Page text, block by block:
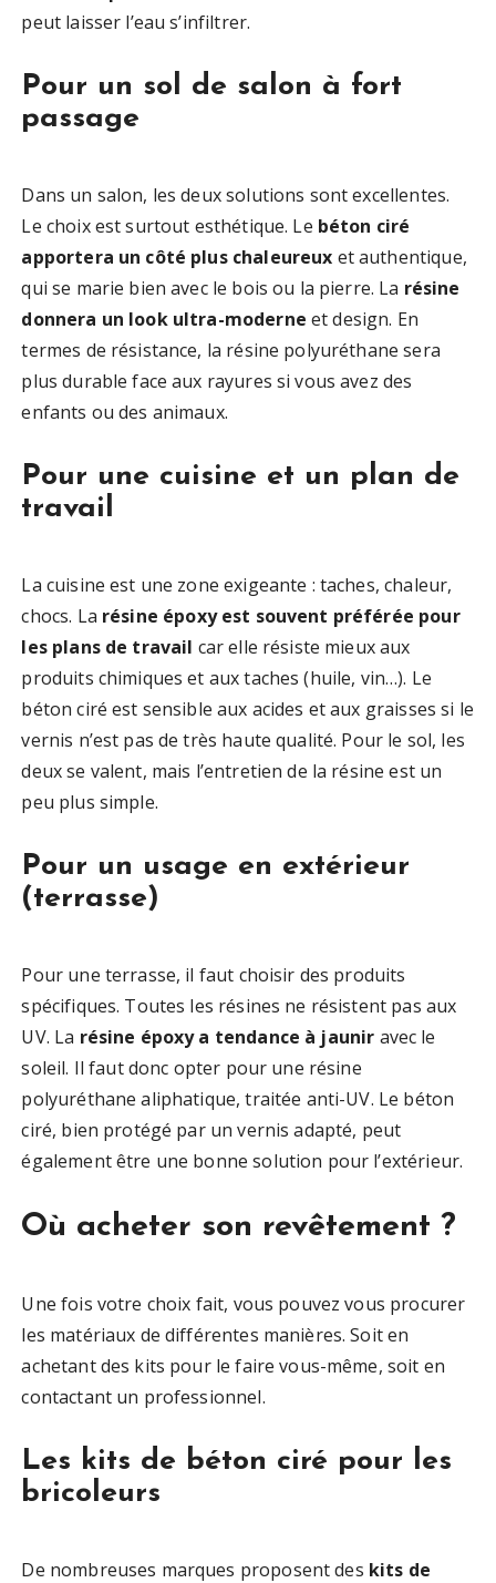
peut laisser l’eau s’infiltrer.
Pour un sol de salon à fort
passage
Dans un salon, les deux solutions sont excellentes.
Le choix est surtout esthétique. Le béton ciré
apportera un côté plus chaleureux et authentique,
qui se marie bien avec le bois ou la pierre. La résine
donnera un look ultra-moderne et design. En
termes de résistance, la résine polyuréthane sera
plus durable face aux rayures si vous avez des
enfants ou des animaux.
Pour une cuisine et un plan de
travail
La cuisine est une zone exigeante : taches, chaleur,
chocs. La résine époxy est souvent préférée pour
les plans de travail car elle résiste mieux aux
produits chimiques et aux taches (huile, vin…). Le
béton ciré est sensible aux acides et aux graisses si le
vernis n’est pas de très haute qualité. Pour le sol, les
deux se valent, mais l’entretien de la résine est un
peu plus simple.
Pour un usage en extérieur
(terrasse)
Pour une terrasse, il faut choisir des produits
spécifiques. Toutes les résines ne résistent pas aux
UV. La résine époxy a tendance à jaunir avec le
soleil. Il faut donc opter pour une résine
polyuréthane aliphatique, traitée anti-UV. Le béton
ciré, bien protégé par un vernis adapté, peut
également être une bonne solution pour l’extérieur.
Où acheter son revêtement ?
Une fois votre choix fait, vous pouvez vous procurer
les matériaux de différentes manières. Soit en
achetant des kits pour le faire vous-même, soit en
contactant un professionnel.
Les kits de béton ciré pour les
bricoleurs
De nombreuses marques proposent des kits de